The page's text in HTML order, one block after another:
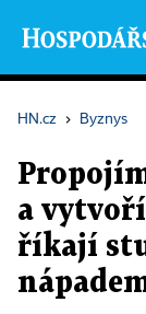
HN.cz › Byznys
a
říkají